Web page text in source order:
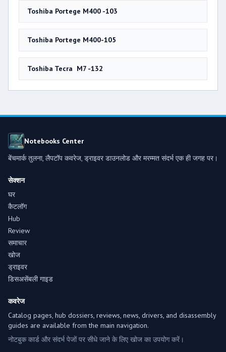
Toshiba Portege M400 -103
Toshiba Portege M400-105
Toshiba Tecra M7 -132
Notebooks Center
बेंचमार्क तुलना, लैपटॉप कवरेज, ड्राइवर डाउनलोड और मरम्मत संदर्भ एक ही जगह पर।
सेक्शन
घर
कैटलॉग
Hub
Review
समाचार
खोज
ड्राइवर
डिसअसेंबली गाइड
कवरेज
Catalog pages, hub dossiers, reviews, news, drivers, and disassembly
guides are available from the main navigation.
नोटबुक कार्ड और संदर्भ पेजों पर सीधे जाने के लिए खोज का उपयोग करें।